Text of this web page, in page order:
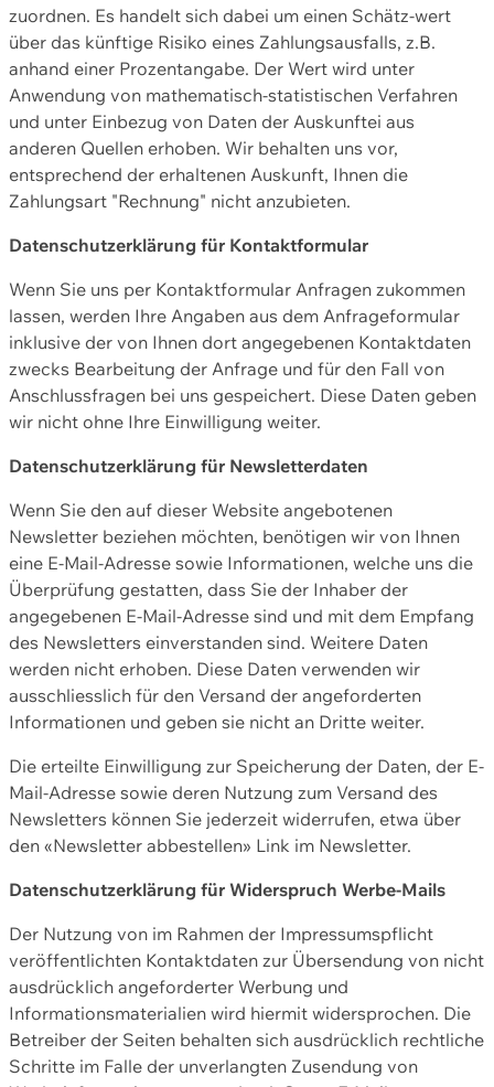
zuordnen. Es handelt sich dabei um einen Schätz-wert
über das künftige Risiko eines Zahlungsausfalls, z.B.
anhand einer Prozentangabe. Der Wert wird unter
Anwendung von mathematisch-statistischen Verfahren
und unter Einbezug von Daten der Auskunftei aus
anderen Quellen erhoben. Wir behalten uns vor,
entsprechend der erhaltenen Auskunft, Ihnen die
Zahlungsart "Rechnung" nicht anzubieten.
Datenschutzerklärung für Kontaktformular
Wenn Sie uns per Kontaktformular Anfragen zukommen
lassen, werden Ihre Angaben aus dem Anfrageformular
inklusive der von Ihnen dort angegebenen Kontaktdaten
zwecks Bearbeitung der Anfrage und für den Fall von
Anschlussfragen bei uns gespeichert. Diese Daten geben
wir nicht ohne Ihre Einwilligung weiter.
Datenschutzerklärung für Newsletterdaten
Wenn Sie den auf dieser Website angebotenen
Newsletter beziehen möchten, benötigen wir von Ihnen
eine E-Mail-Adresse sowie Informationen, welche uns die
Überprüfung gestatten, dass Sie der Inhaber der
angegebenen E-Mail-Adresse sind und mit dem Empfang
des Newsletters einverstanden sind. Weitere Daten
werden nicht erhoben. Diese Daten verwenden wir
ausschliesslich für den Versand der angeforderten
Informationen und geben sie nicht an Dritte weiter.
Die erteilte Einwilligung zur Speicherung der Daten, der E-
Mail-Adresse sowie deren Nutzung zum Versand des
Newsletters können Sie jederzeit widerrufen, etwa über
den «Newsletter abbestellen» Link im Newsletter.
Datenschutzerklärung für Widerspruch Werbe-Mails
Der Nutzung von im Rahmen der Impressumspflicht
veröffentlichten Kontaktdaten zur Übersendung von nicht
ausdrücklich angeforderter Werbung und
Informationsmaterialien wird hiermit widersprochen. Die
Betreiber der Seiten behalten sich ausdrücklich rechtliche
Schritte im Falle der unverlangten Zusendung von